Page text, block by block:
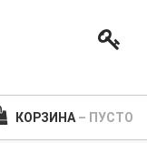
КОРЗИНА – ПУСТО